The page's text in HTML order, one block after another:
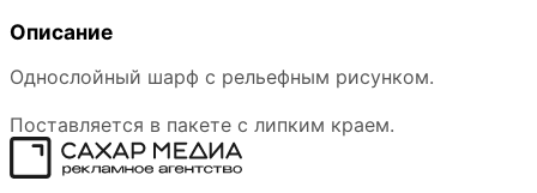
Описание
Однослойный шарф с рельефным рисунком.
Поставляется в пакете с липким краем.